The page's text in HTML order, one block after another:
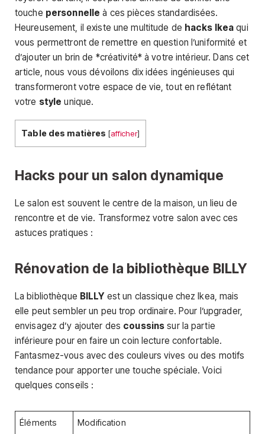
touche personnelle à ces pièces standardisées.
Heureusement, il existe une multitude de hacks Ikea qui
vous permettront de remettre en question l’uniformité et
d’ajouter un brin de *créativité* à votre intérieur. Dans cet
article, nous vous dévoilons dix idées ingénieuses qui
transformeront votre espace de vie, tout en reflétant
votre style unique.
Table des matières [afficher]
Hacks pour un salon dynamique
Le salon est souvent le centre de la maison, un lieu de
rencontre et de vie. Transformez votre salon avec ces
astuces pratiques :
Rénovation de la bibliothèque BILLY
La bibliothèque BILLYest un classique chez Ikea, mais
elle peut sembler un peu trop ordinaire. Pour l’upgrader,
envisagez d’y ajouter des coussins sur la partie
inférieure pour en faire un coin lecture confortable.
Fantasmez-vous avec des couleurs vives ou des motifs
tendance pour apporter une touche spéciale. Voici
quelques conseils :
Éléments Modification